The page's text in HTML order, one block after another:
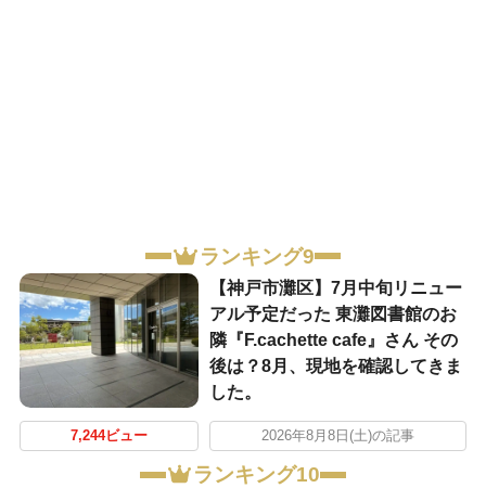
ランキング9
【神戸市灘区】7月中旬リニュー
アル予定だった 東灘図書館のお
隣『F.cachette cafe』さん その
後は？8月、現地を確認してきま
した。
7,244ビュー 2026年8月8日(土)の記事
ランキング10